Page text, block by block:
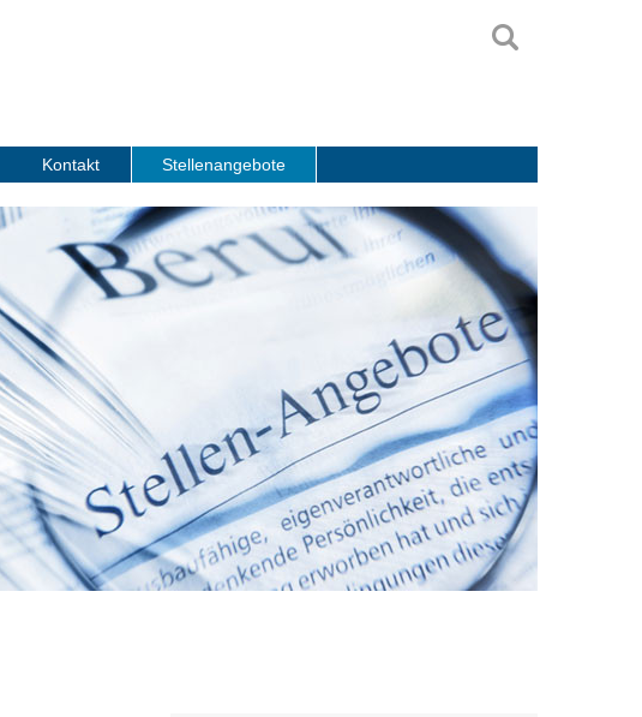
Kontakt Stellenangebote